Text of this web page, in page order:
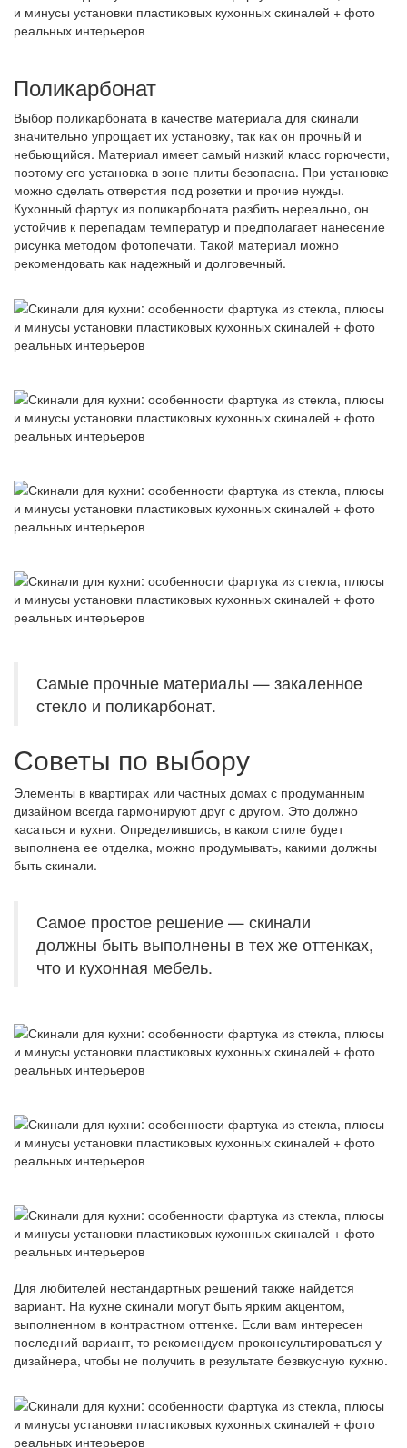
Поликарбонат
Выбор поликарбоната в качестве материала для скинали
значительно упрощает их установку, так как он прочный и
небьющийся. Материал имеет самый низкий класс горючести,
поэтому его установка в зоне плиты безопасна. При установке
можно сделать отверстия под розетки и прочие нужды.
Кухонный фартук из поликарбоната разбить нереально, он
устойчив к перепадам температур и предполагает нанесение
рисунка методом фотопечати. Такой материал можно
рекомендовать как надежный и долговечный.
Самые прочные материалы — закаленное
стекло и поликарбонат.
Советы по выбору
Элементы в квартирах или частных домах с продуманным
дизайном всегда гармонируют друг с другом. Это должно
касаться и кухни. Определившись, в каком стиле будет
выполнена ее отделка, можно продумывать, какими должны
быть скинали.
Самое простое решение — скинали
должны быть выполнены в тех же оттенках,
что и кухонная мебель.
Для любителей нестандартных решений также найдется
вариант. На кухне скинали могут быть ярким акцентом,
выполненном в контрастном оттенке. Если вам интересен
последний вариант, то рекомендуем проконсультироваться у
дизайнера, чтобы не получить в результате безвкусную кухню.